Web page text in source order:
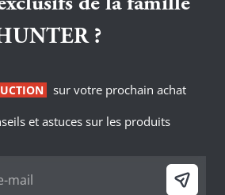
?
sur votre prochain achat
et astuces sur les produits